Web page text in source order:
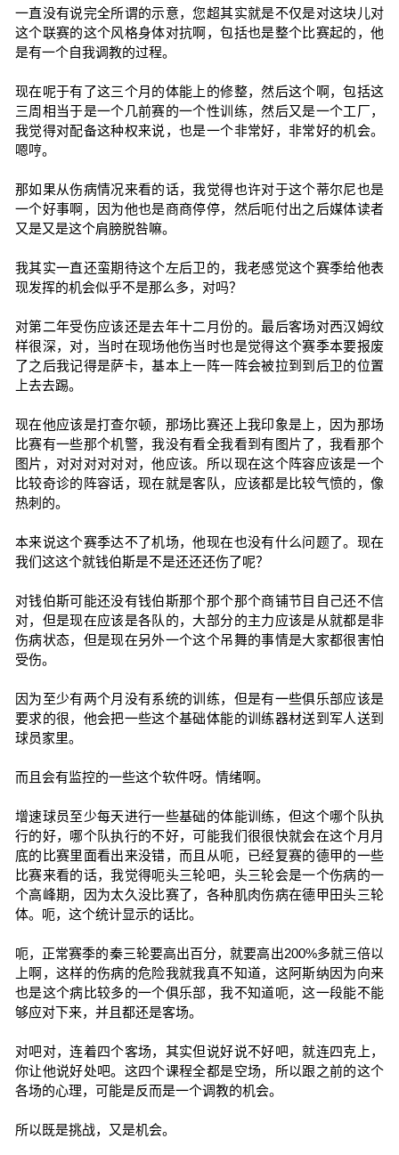
一直没有说完全所谓的示意，您超其实就是不仅是对这块儿对
这个联赛的这个风格身体对抗啊，包括也是整个比赛起的，他
是有一个自我调教的过程。
现在呢于有了这三个月的体能上的修整，然后这个啊，包括这
三周相当于是一个几前赛的一个性训练，然后又是一个工厂，
我觉得对配备这种权来说，也是一个非常好，非常好的机会。
嗯哼。
那如果从伤病情况来看的话，我觉得也许对于这个蒂尔尼也是
一个好事啊，因为他也是商商停停，然后呃付出之后媒体读者
又是又是这个肩膀脱咎嘛。
我其实一直还蛮期待这个左后卫的，我老感觉这个赛季给他表
现发挥的机会似乎不是那么多，对吗？
对第二年受伤应该还是去年十二月份的。最后客场对西汉姆纹
样很深，对，当时在现场他伤当时也是觉得这个赛季本要报废
了之后我记得是萨卡，基本上一阵一阵会被拉到到后卫的位置
上去去踢。
现在他应该是打查尔顿，那场比赛还上我印象是上，因为那场
比赛有一些那个机警，我没有看全我看到有图片了，我看那个
图片，对对对对对对，他应该。所以现在这个阵容应该是一个
比较奇诊的阵容话，现在就是客队，应该都是比较气愤的，像
热刺的。
本来说这个赛季达不了机场，他现在也没有什么问题了。现在
我们这这个就钱伯斯是不是还还还伤了呢？
对钱伯斯可能还没有钱伯斯那个那个那个商铺节目自己还不信
对，但是现在应该是各队的，大部分的主力应该是从就都是非
伤病状态，但是现在另外一个这个吊舞的事情是大家都很害怕
受伤。
因为至少有两个月没有系统的训练，但是有一些俱乐部应该是
要求的很，他会把一些这个基础体能的训练器材送到军人送到
球员家里。
而且会有监控的一些这个软件呀。情绪啊。
增速球员至少每天进行一些基础的体能训练，但这个哪个队执
行的好，哪个队执行的不好，可能我们很很快就会在这个月月
底的比赛里面看出来没错，而且从呃，已经复赛的德甲的一些
比赛来看的话，我觉得呃头三轮吧，头三轮会是一个伤病的一
个高峰期，因为太久没比赛了，各种肌肉伤病在德甲田头三轮
体。呃，这个统计显示的话比。
呃，正常赛季的秦三轮要高出百分，就要高出200%多就三倍以
上啊，这样的伤病的危险我就我真不知道，这阿斯纳因为向来
也是这个病比较多的一个俱乐部，我不知道呃，这一段能不能
够应对下来，并且都还是客场。
对吧对，连着四个客场，其实但说好说不好吧，就连四克上，
你让他说好处吧。这四个课程全都是空场，所以跟之前的这个
各场的心理，可能是反而是一个调教的机会。
所以既是挑战，又是机会。